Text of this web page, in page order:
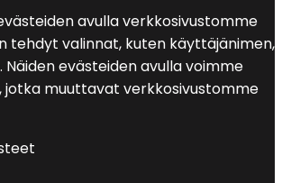
avulla verkkosivustomme
tehdyt valinnat, kuten käyttäjänimen,
Näiden evästeiden avulla voimme
jotka muuttavat verkkosivustomme